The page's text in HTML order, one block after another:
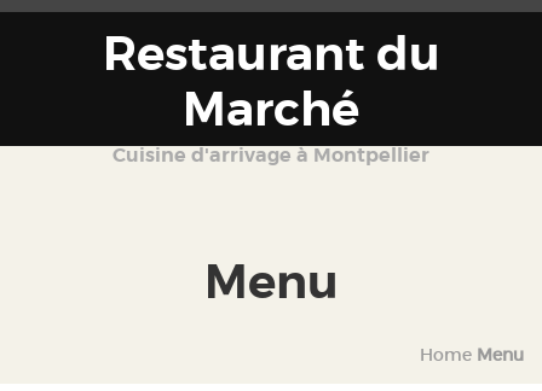
Restaurant du
Marché
Cuisine d'arrivage à Montpellier
Menu
Home Menu